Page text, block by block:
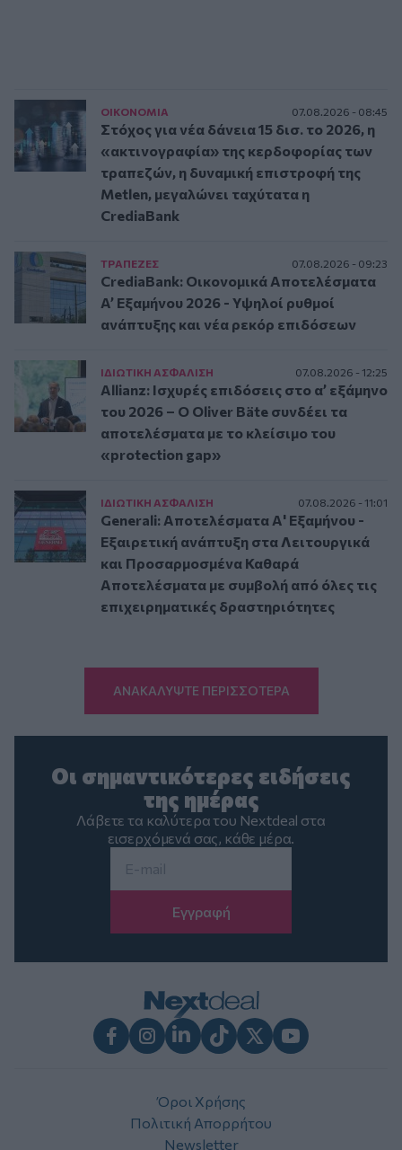
ΟΙΚΟΝΟΜΙΑ 07.08.2026 - 08:45
Στόχος για νέα δάνεια 15 δισ. το 2026, η
«ακτινογραφία» της κερδοφορίας των
τραπεζών, η δυναμική επιστροφή της
Metlen, μεγαλώνει ταχύτατα η
CrediaBank
ΤΡAΠΕΖΕΣ 07.08.2026 - 09:23
CrediaBank: Οικονομικά Αποτελέσματα
A’ Εξαμήνου 2026 - Υψηλοί ρυθμοί
ανάπτυξης και νέα ρεκόρ επιδόσεων
ΙΔΙΩΤΙΚΗ ΑΣΦAΛΙΣΗ 07.08.2026 - 12:25
Allianz: Ισχυρές επιδόσεις στο α’ εξάμηνο
του 2026 – Ο Oliver Bäte συνδέει τα
αποτελέσματα με το κλείσιμο του
«protection gap»
ΙΔΙΩΤΙΚΗ ΑΣΦAΛΙΣΗ 07.08.2026 - 11:01
Generali: Αποτελέσματα Α' Εξαμήνου -
Εξαιρετική ανάπτυξη στα Λειτουργικά
και Προσαρμοσμένα Καθαρά
Αποτελέσματα με συμβολή από όλες τις
επιχειρηματικές δραστηριότητες
ΑΝΑΚΑΛΥΨΤΕ ΠΕΡΙΣΣΟΤΕΡΑ
Οι σημαντικότερες ειδήσεις
της ημέρας
Λάβετε τα καλύτερα του Nextdeal στα
εισερχόμενά σας, κάθε μέρα.
Όροι Χρήσης
Πολιτική Απορρήτου
Newsletter